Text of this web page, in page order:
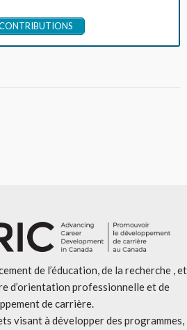
de l’éducation, de la recherche , et
d’orientation professionnelle et de
de carrière.
visant à développer des programmes,